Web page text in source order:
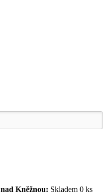
Kněžnou: Skladem 0 ks